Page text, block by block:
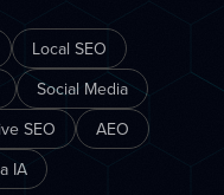
Local SEO
Social Media
SEO
AEO
IA